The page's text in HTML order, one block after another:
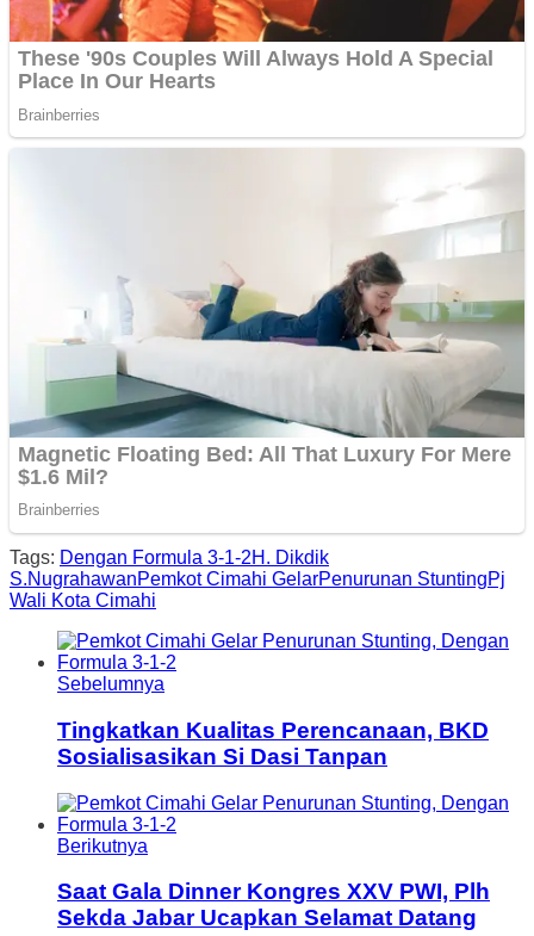
Tags: Dengan Formula 3-1-2H. Dikdik
S.NugrahawanPemkot Cimahi GelarPenurunan StuntingPj
Wali Kota Cimahi
Sebelumnya
Tingkatkan Kualitas Perencanaan, BKD
Sosialisasikan Si Dasi Tanpan
Berikutnya
Saat Gala Dinner Kongres XXV PWI, Plh
Sekda Jabar Ucapkan Selamat Datang